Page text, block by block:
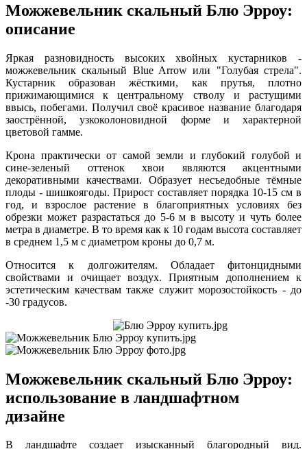
Можжевельник скальный Блю Эрроу:
описание
Яркая разновидность высоких хвойных кустарников -
можжевельник скальный Blue Arrow или "Голубая стрела".
Кустарник образован жёсткими, как прутья, плотно
прижимающимися к центральному стволу и растущими
ввысь, побегами. Получил своё красивое название благодаря
заострённой, узкоколоновидной форме и характерной
цветовой гамме.
Крона практически от самой земли и глубокий голубой и
сине-зеленый оттенок хвои являются акцентными
декоративными качествами. Образует несъедобные тёмные
плоды - шишкоягоды. Прирост составляет порядка 10-15 см в
год, и взрослое растение в благоприятных условиях без
обрезки может разрастаться до 5-6 м в высоту и чуть более
метра в диаметре. В то время как к 10 годам высота составляет
в среднем 1,5 м с диаметром кроны до 0,7 м.
Относится к долгожителям. Обладает фитонцидными
свойствами и очищает воздух. Приятным дополнением к
эстетическим качествам также служит морозостойкость - до
-30 градусов.
Можжевельник скальный Блю Эрроу:
использование в ландшафтном
дизайне
В ландшафте создает изысканный благородный вид.